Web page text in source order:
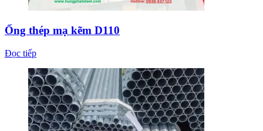
Ống thép mạ kẽm D110
Đọc tiếp